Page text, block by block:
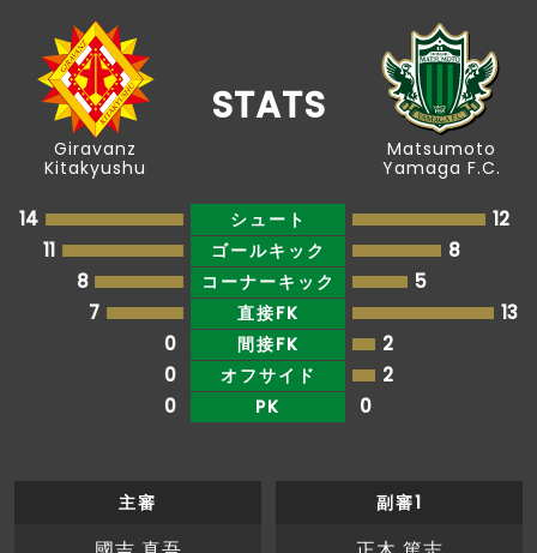
GOAL
ゴール！！！岡田がペナルティエリアの外から
右足のシュートでゴールを決める
上形がペナルティエリア内からシュートを放つ
も、枠をとらえられない
後半
9'
滝がペナルティエリアの外から枠内にシュート
を放つも、ネットを揺らせない
後半
野々村がペナルティエリア内からシュートを放
つも、枠をとらえられない
後半
10' ３６住田ＯＵＴ→１１喜山ＩＮ
後半
15'
直近１５分のポゼッション：北九州：４７％、
Giravanz
Kitakyushu
STATS
Matsumoto
Yamaga F.C.
14 シュート
12
11
ゴールキック
8
8
コーナーキック
5
7
直接FK
13
0
間接FK
2
0
オフサイド
2
0
PK 0
主審 副審1